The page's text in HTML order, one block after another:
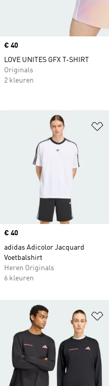
Price
€ 40
adidas Adicolor Jacquard
Voetbalshirt
Heren Originals
6 kleuren
Price
€ 40
LOVE UNITES GFX T-SHIRT
Originals
2 kleuren